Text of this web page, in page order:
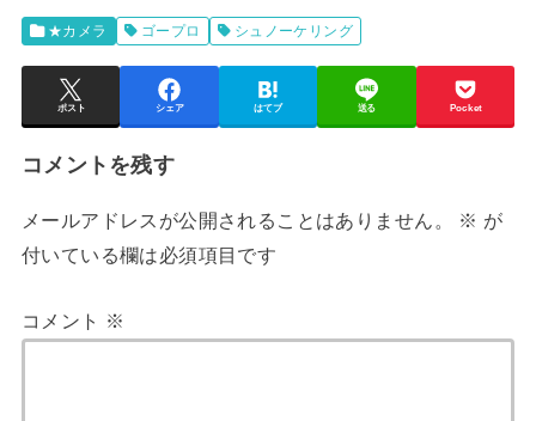
★カメラ ゴープロ シュノーケリング
ポスト シェア はてブ 送る Pocket
コメントを残す
メールアドレスが公開されることはありません。 ※ が
付いている欄は必須項目です
コメント ※